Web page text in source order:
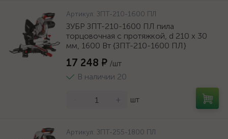
Артикул: ЗПТ-210-1600 ПЛ
ЗУБР ЗПТ-210-1600 ПЛ пила
торцовочная с протяжкой, d 210 х 30
мм, 1600 Вт {ЗПТ-210-1600 ПЛ}
17 248 ₽ /шт
В наличии 20
+ шт
Артикул: ЗПТ-255-1800 ПЛ